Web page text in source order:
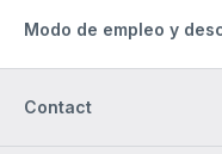
Modo de empleo y
Contact